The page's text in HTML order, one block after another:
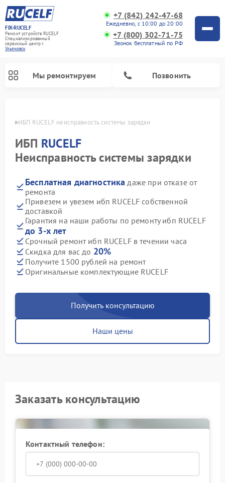
FIX-RUCELF
Ремонт устройств RUCELF
Специализированный
cервисный центр г.
Ульяновск
+7 (842) 242-47-68
Ежедневно, с 10:00 до 20:00
+7 (800) 302-71-75
Звонок бесплатный по РФ
Мы ремонтируем Позвонить
ИБП RUCELF неисправность системы зарядки
ИБП RUCELF
Неисправность системы зарядки
Бесплатная диагностика даже при отказе от
ремонта
Привезем и увезем ибп RUCELF собственной
доставкой
Гарантия на наши работы по ремонту ибп RUCELF
до 3-х лет
Срочный ремонт ибп RUCELF в течении часа
Скидка для вас до 20%
Получите 1500 рублей на ремонт
Оригинальные комплектующие RUCELF
Получить консультацию
Наши цены
Заказать консультацию
Контактный телефон: